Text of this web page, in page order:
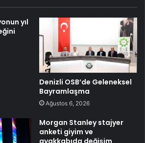
yıl
Denizli OSB’de Geleneksel
Bayramlaşma
Ağustos 6, 2026
Morgan Stanley stajyer
anketi giyim ve
ayakkabıda değişim